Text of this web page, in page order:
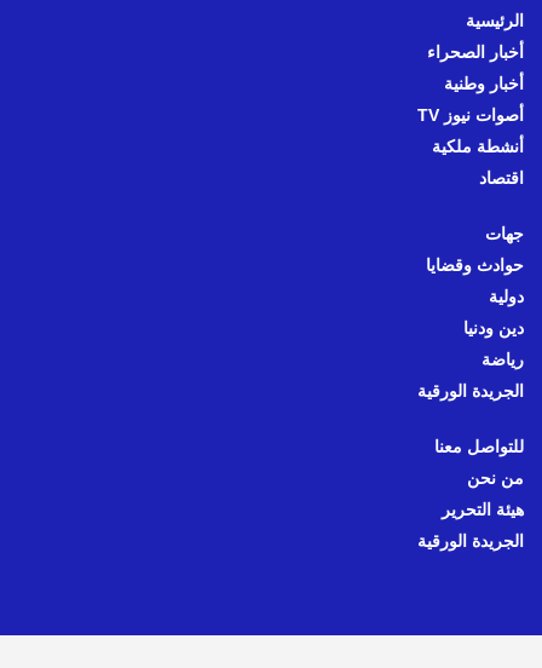
الرئيسية
أخبار الصحراء
أخبار وطنية
أصوات نيوز TV
أنشطة ملكية
اقتصاد
جهات
حوادث وقضايا
دولية
دين ودنيا
رياضة
الجريدة الورقية
للتواصل معنا
من نحن
هيئة التحرير
الجريدة الورقية